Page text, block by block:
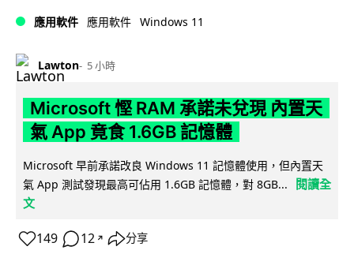
應用軟件 應用軟件 Windows 11
Lawton 5 小時
Microsoft 慳 RAM 承諾未兌現 內置天
氣 App 竟食 1.6GB 記憶體
Microsoft 早前承諾改良 Windows 11 記憶體使用，但內置天
氣 App 測試發現最高可佔用 1.6GB 記憶體，對 8GB...
閱讀全
文
149 12 ↗ 分享